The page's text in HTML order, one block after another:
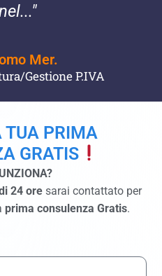
Mer.
Gestione P.IVA
TUA PRIMA
GRATIS
24 ore sarai contattato per
prima consulenza Gratis.